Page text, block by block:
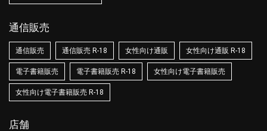
通信販売
通信販売 通信販売 R-18 女性向け通販 女性向け通販 R-18
電子書籍販売 電子書籍販売 R-18 女性向け電子書籍販売
女性向け電子書籍販売 R-18
店舗